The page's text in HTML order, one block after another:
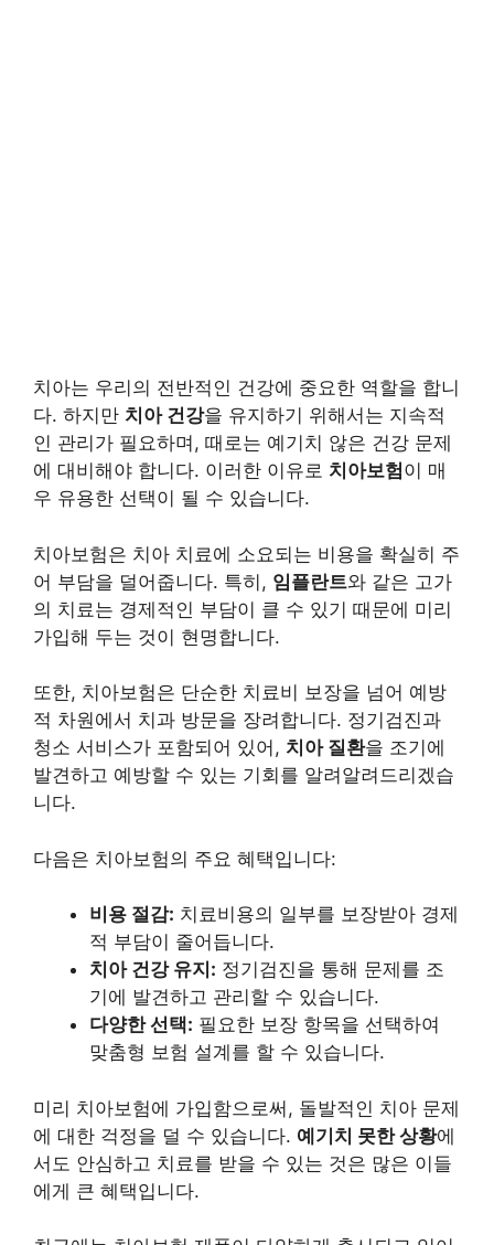
치아는 우리의 전반적인 건강에 중요한 역할을 합니
다. 하지만 치아 건강을 유지하기 위해서는 지속적
인 관리가 필요하며, 때로는 예기치 않은 건강 문제
에 대비해야 합니다. 이러한 이유로 치아보험이 매
우 유용한 선택이 될 수 있습니다.
치아보험은 치아 치료에 소요되는 비용을 확실히 주
어 부담을 덜어줍니다. 특히, 임플란트와 같은 고가
의 치료는 경제적인 부담이 클 수 있기 때문에 미리
가입해 두는 것이 현명합니다.
또한, 치아보험은 단순한 치료비 보장을 넘어 예방
적 차원에서 치과 방문을 장려합니다. 정기검진과
청소 서비스가 포함되어 있어, 치아 질환을 조기에
발견하고 예방할 수 있는 기회를 알려알려드리겠습
니다.
다음은 치아보험의 주요 혜택입니다:
비용 절감: 치료비용의 일부를 보장받아 경제
적 부담이 줄어듭니다.
치아 건강 유지: 정기검진을 통해 문제를 조
기에 발견하고 관리할 수 있습니다.
다양한 선택: 필요한 보장 항목을 선택하여
맞춤형 보험 설계를 할 수 있습니다.
미리 치아보험에 가입함으로써, 돌발적인 치아 문제
에 대한 걱정을 덜 수 있습니다. 예기치 못한 상황에
서도 안심하고 치료를 받을 수 있는 것은 많은 이들
에게 큰 혜택입니다.